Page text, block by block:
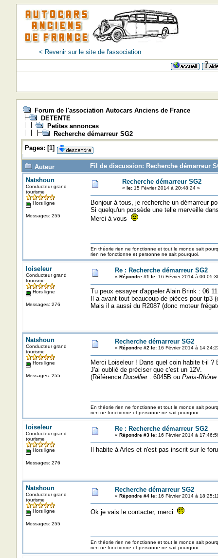
< Revenir sur le site de l'association
Forum de l'association Autocars Anciens de France
DETENTE
Petites annonces
Recherche démarreur SG2
Pages: [1]
Auteur
Fil de discussion: Recherche démarreur
Natshoun
Conducteur grand
tourisme
Hors ligne
Messages: 255
Recherche démarreur SG2
« le:15 Février 2014 à 20:48:24 »
Bonjour à tous, je recherche un démarreur
Si quelqu'un possède une telle merveille
Merci à vous
En théorie rien ne fonctionne et tout le monde sait
rien ne fonctionne et personne ne sait pourquoi.
loiseleur
Conducteur grand
tourisme
Hors ligne
Messages: 276
Re : Recherche démarreur SG2
« Répondre #1 le:16 Février 2014 à
Tu peux essayer d'appeler Alain Brink : 06
Il a avant tout beaucoup de pièces pour
Mais il a aussi du R2087 (donc moteur
Natshoun
Conducteur grand
tourisme
Hors ligne
Messages: 255
Recherche démarreur SG2
« Répondre #2 le:16 Février 2014 à
Merci Loiseleur ! Dans quel coin habite t-il
J'ai oublié de préciser que c'est un 12V.
(Référence Ducellier: 6045B ou Paris-Rhône
En théorie rien ne fonctionne et tout le monde sait
rien ne fonctionne et personne ne sait pourquoi.
loiseleur
Conducteur grand
tourisme
Hors ligne
Messages: 276
Re : Recherche démarreur SG2
« Répondre #3 le:16 Février 2014 à
Il habite à Arles et n'est pas inscrit sur le
Natshoun
Conducteur grand
tourisme
Hors ligne
Messages: 255
Recherche démarreur SG2
« Répondre #4 le:16 Février 2014 à
Ok je vais le contacter, merci
En théorie rien ne fonctionne et tout le monde sait
rien ne fonctionne et personne ne sait pourquoi.